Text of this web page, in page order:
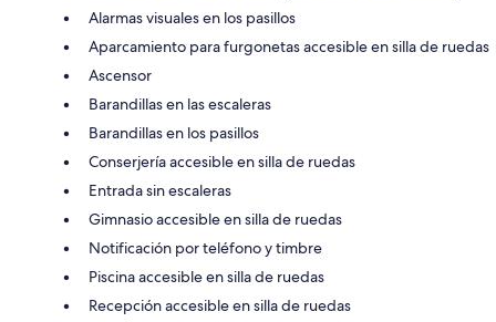
Alarmas visuales en los pasillos
Aparcamiento para furgonetas accesible en silla de ruedas
Ascensor
Barandillas en las escaleras
Barandillas en los pasillos
Conserjería accesible en silla de ruedas
Entrada sin escaleras
Gimnasio accesible en silla de ruedas
Notificación por teléfono y timbre
Piscina accesible en silla de ruedas
Recepción accesible en silla de ruedas